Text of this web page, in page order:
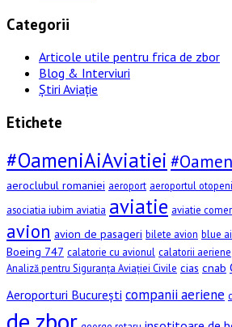
Categorii
Articole utile pentru frica de zbor
Blog & Interviuri
Știri Aviație
Etichete
#OameniAiAviatiei
aeroclubul romaniei aeroport aeroportul otopeni
asociatia iubim aviatia aviatie aviatie
avion avion de pasageri bilete avion blue
Boeing 747 calatorie cu avionul calatorii aeriene
Analiză pentru Siguranța Aviației Civile cias cnab
Aeroporturi București companii aeriene